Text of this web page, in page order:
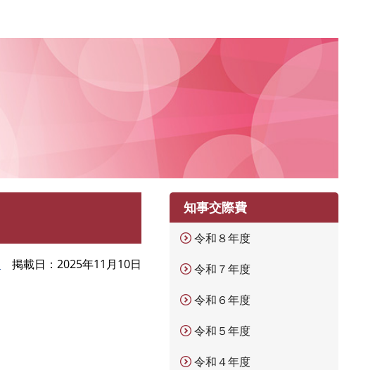
掲載日 2025年11月10日
知事交際費
令和８年度
令和７年度
令和６年度
令和５年度
令和４年度